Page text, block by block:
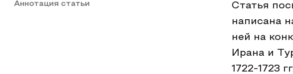
Аннотация статьи
Статья
написана
ней на
Ирана и
1722-1723